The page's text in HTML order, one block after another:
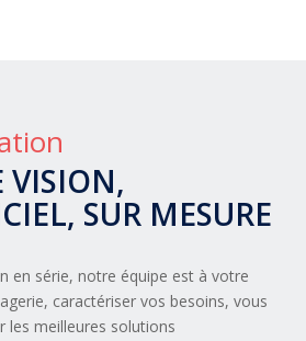
VISION,
SUR MESURE
en série, notre équipe est à votre
caractériser vos besoins, vous
les meilleures solutions